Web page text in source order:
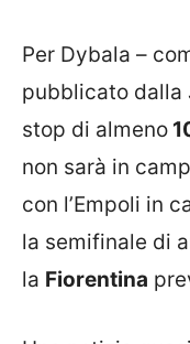
Per Dybala –
pubblicato dalla
stop di almeno
non sarà in
con l’Empoli in
la semifinale di
la Fiorentina